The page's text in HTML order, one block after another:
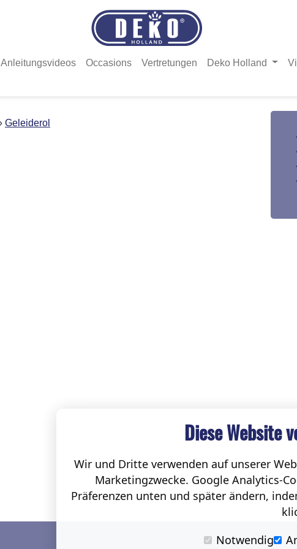
Anleitungsvideos Occasions Vertretungen Deko Holland
Geleiderol
Diese Website
Wir und Dritte verwenden auf unserer
Marketingzwecke. Google Analytics-
Präferenzen unten und später ändern,
Notwendig